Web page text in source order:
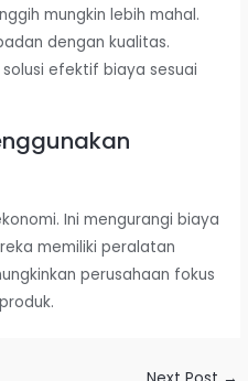
mungkin lebih mahal.
dengan kualitas.
efektif biaya sesuai
Ini mengurangi biaya
memiliki peralatan
perusahaan fokus